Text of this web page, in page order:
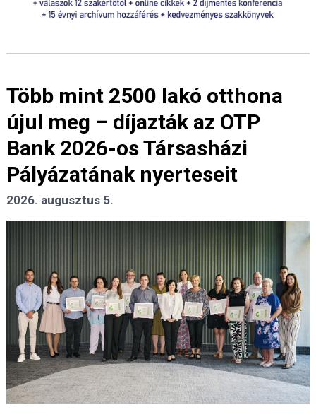
Több mint 2500 lakó otthona
újul meg – díjazták az OTP
Bank 2026-os Társasházi
Pályázatának nyerteseit
2026. augusztus 5.